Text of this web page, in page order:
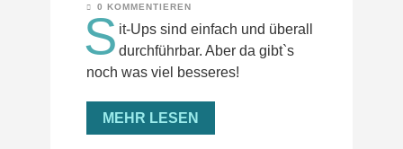
0 KOMMENTIEREN
S it-Ups sind einfach und überall
durchführbar. Aber da gibt`s
noch was viel besseres!
MEHR LESEN